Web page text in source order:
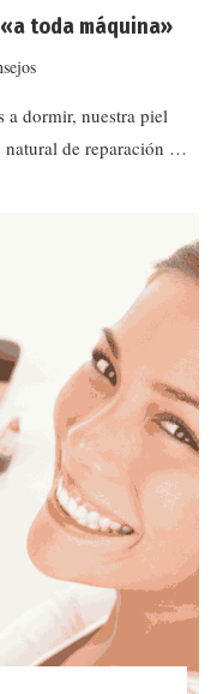
toda máquina»
a dormir, nuestra piel
natural de reparación …